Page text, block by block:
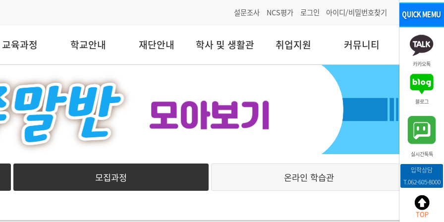
설문조사 NCS평가 로그인 아이디/비밀번호찾기
교육과정 학교안내 재단안내 학사 및 생활관 취업지원 커뮤니티
모집과정 온라인 학습관
카카오톡
블로그
실시간톡톡
입학상담
T.062-605-8000